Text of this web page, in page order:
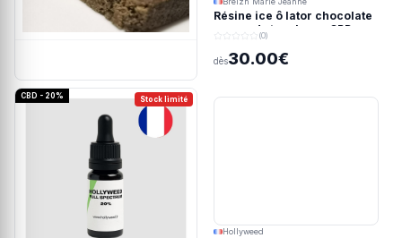
Résine ice ô lator chocolate
covered strawberry CBD
(0)
dès30.00€
Stock limité
CBD - 20%
Hollyweed